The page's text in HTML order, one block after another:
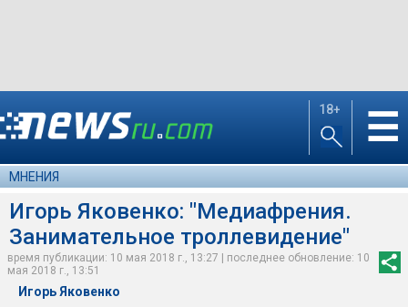
18+ ☰
МНЕНИЯ
Игорь Яковенко: "Медиафрения.
Занимательное троллевидение"
время публикации: 10 мая 2018 г., 13:27 | последнее обновление: 10
мая 2018 г., 13:51
Игорь Яковенко